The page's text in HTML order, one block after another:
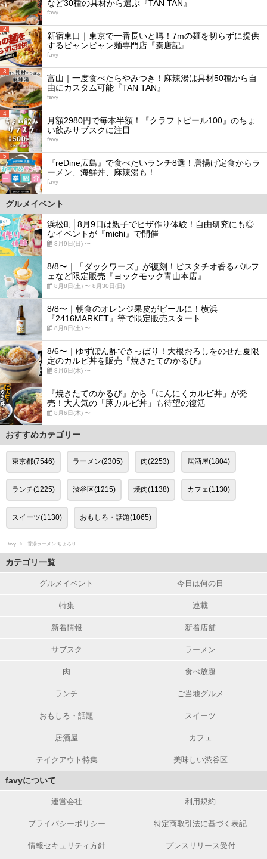
など30種の具材から選ぶ『TAN TAN』
favy
2
新宿東口｜東京で一番長いと噂！7mの麺を切らずに提供
するビャンビャン麺専門店『秦唐記』
favy
3
富山｜一度食べたらやみつき！麻辣湯は具材50種から自
由にカスタム可能『TAN TAN』
favy
4
月額2980円で毎本半額！『クラフトビール100』のちょ
い飲みサブスクに注目
favy
5
『reDine広島』で食べたいランチ8選！唐揚げ定食からラ
ーメン、海鮮丼、麻辣湯も！
favy
グルメイベント
浜松町│8月9日は親子でピザ作り体験！自由研究にも◎
なイベントが『michi』で開催
8月9日(日) 〜
8/8〜｜「ダックワーズ」が復刻！ピスタチオ香るパルフ
ェなど限定販売『ヨックモック青山本店』
8月8日(土) 〜 8月30日(日)
8/8〜｜朝食のオレンジ果皮がビールに！横浜
『2416MARKET』等で限定販売スタート
8月8日(土) 〜
8/6〜｜ゆずぽん酢でさっぱり！大根おろしをのせた夏限
定のカルビ丼を販売『焼きたてのかるび』
8月6日(木) 〜
『焼きたてのかるび』から「にんにくカルビ丼」が発
売！大人気の「豚カルビ丼」も待望の復活
8月6日(木) 〜
おすすめカテゴリー
東京都(7546) ラーメン(2305) 肉(2253) 居酒屋(1804)
ランチ(1225) 渋谷区(1215) 焼肉(1138) カフェ(1130)
スイーツ(1130) おもしろ・話題(1065)
favy 香湯ラーメン ちょろり
カテゴリ一覧
グルメイベント 今日は何の日
特集 連載
新着情報 新着店舗
サブスク ラーメン
肉 食べ放題
ランチ ご当地グルメ
おもしろ・話題 スイーツ
居酒屋 カフェ
テイクアウト特集 美味しい渋谷区
favyについて
運営会社 利用規約
プライバシーポリシー 特定商取引法に基づく表記
情報セキュリティ方針 プレスリリース受付